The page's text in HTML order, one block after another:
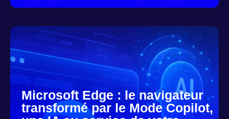
Microsoft Edge : le navigateur
transformé par le Mode Copilot,